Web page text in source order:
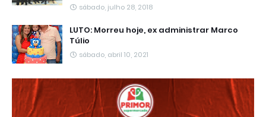
sábado, julho 28, 2018
LUTO: Morreu hoje, ex administrar Marco
Túlio
sábado, abril 10, 2021